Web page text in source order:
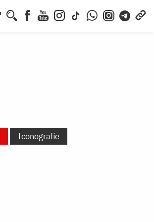
Iconografie